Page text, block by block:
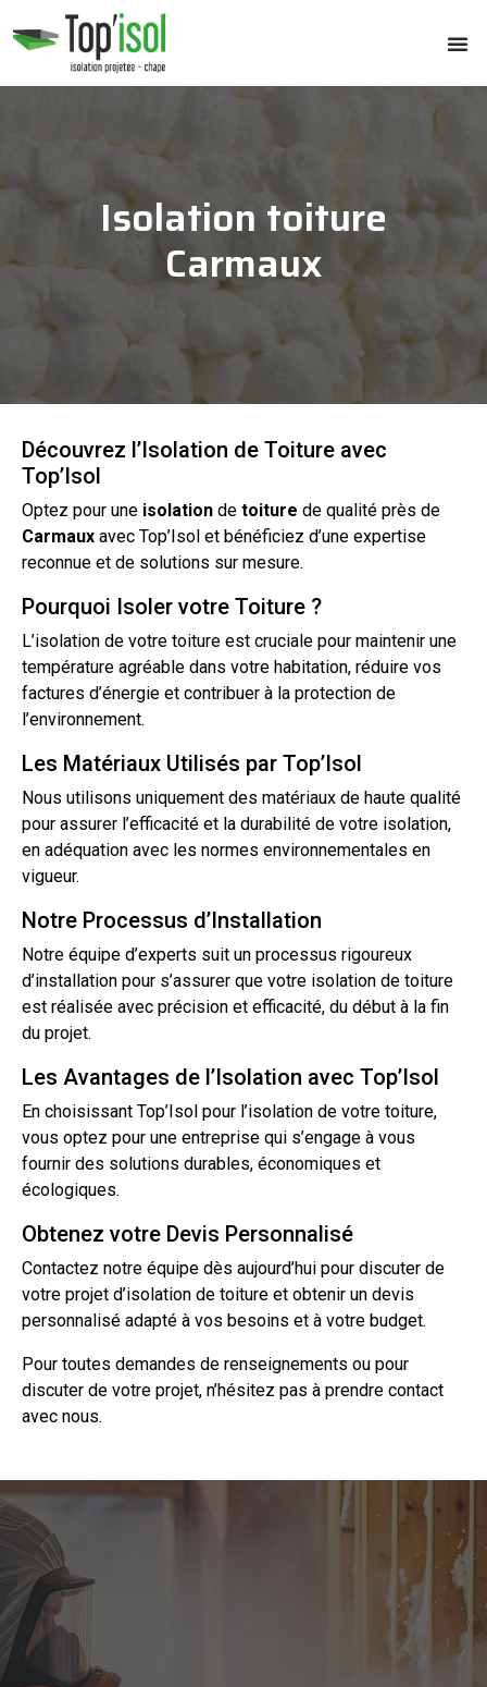
Isolation toiture
Carmaux
Découvrez l’Isolation de Toiture avec
Top’Isol
Optez pour une isolation de toiture de qualité près de
Carmaux avec Top’Isol et bénéficiez d’une expertise
reconnue et de solutions sur mesure.
Pourquoi Isoler votre Toiture ?
L’isolation de votre toiture est cruciale pour maintenir une
température agréable dans votre habitation, réduire vos
factures d’énergie et contribuer à la protection de
l’environnement.
Les Matériaux Utilisés par Top’Isol
Nous utilisons uniquement des matériaux de haute qualité
pour assurer l’efficacité et la durabilité de votre isolation,
en adéquation avec les normes environnementales en
vigueur.
Notre Processus d’Installation
Notre équipe d’experts suit un processus rigoureux
d’installation pour s’assurer que votre isolation de toiture
est réalisée avec précision et efficacité, du début à la fin
du projet.
Les Avantages de l’Isolation avec Top’Isol
En choisissant Top’Isol pour l’isolation de votre toiture,
vous optez pour une entreprise qui s’engage à vous
fournir des solutions durables, économiques et
écologiques.
Obtenez votre Devis Personnalisé
Contactez notre équipe dès aujourd’hui pour discuter de
votre projet d’isolation de toiture et obtenir un devis
personnalisé adapté à vos besoins et à votre budget.
Pour toutes demandes de renseignements ou pour
discuter de votre projet, n’hésitez pas à prendre contact
avec nous.